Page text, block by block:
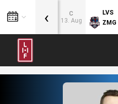
C
13. Aug
LVS
ZMG
‹